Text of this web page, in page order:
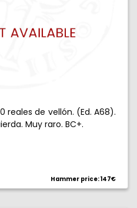
reales de vellón. (Ed. A68).
Muy raro. BC+.
Hammer price: 147€